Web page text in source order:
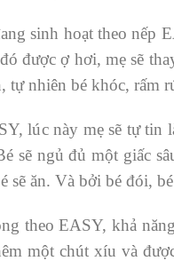
sinh hoạt theo nếp
được ợ hơi, mẹ sẽ
tự nhiên bé khóc, rấm
lúc này mẹ sẽ tự tin
sẽ ngủ đủ một giấc
sẽ ăn. Và bởi bé đói,
theo EASY, khả
một chút xíu và